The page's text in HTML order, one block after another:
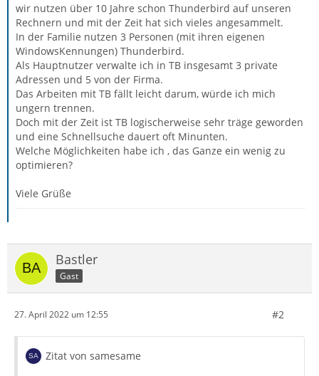
wir nutzen über 10 Jahre schon Thunderbird auf unseren
Rechnern und mit der Zeit hat sich vieles angesammelt.
In der Familie nutzen 3 Personen (mit ihren eigenen
WindowsKennungen) Thunderbird.
Als Hauptnutzer verwalte ich in TB insgesamt 3 private
Adressen und 5 von der Firma.
Das Arbeiten mit TB fällt leicht darum, würde ich mich
ungern trennen.
Doch mit der Zeit ist TB logischerweise sehr träge geworden
und eine Schnellsuche dauert oft Minunten.
Welche Möglichkeiten habe ich , das Ganze ein wenig zu
optimieren?
Viele Grüße
Bastler
Gast
27. April 2022 um 12:55 #2
Zitat von samesame